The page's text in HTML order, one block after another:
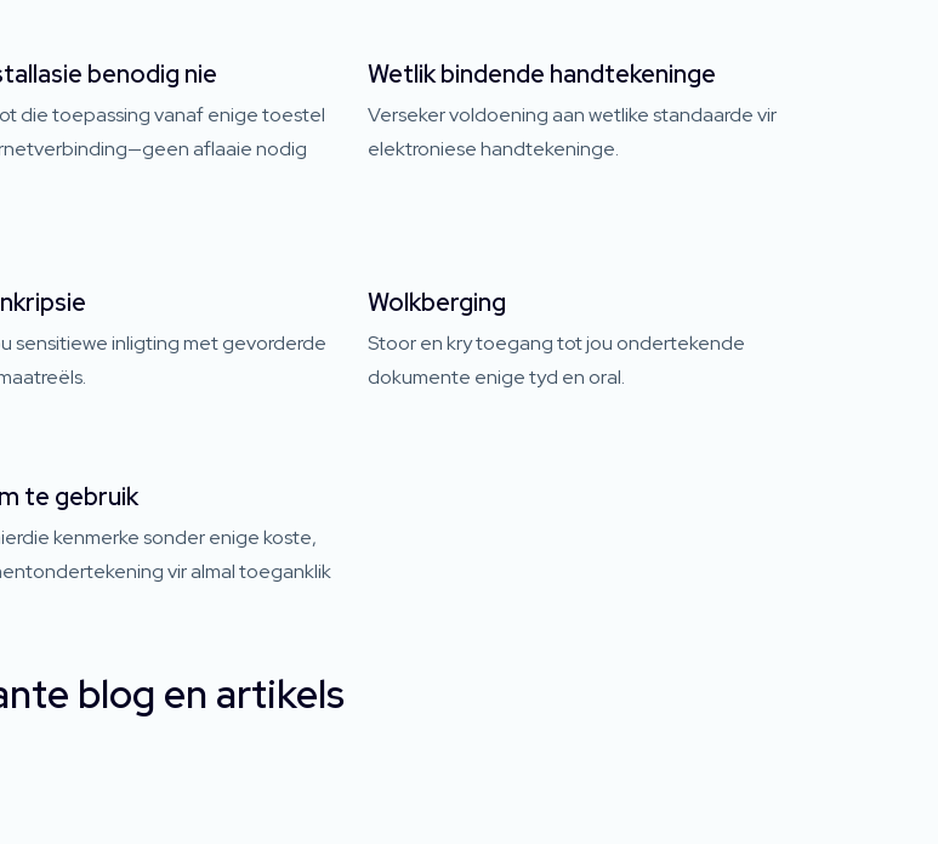
benodig nie
die toepassing vanaf enige toestel
aflaaie nodig
Wetlik bindende handtekeninge
Verseker voldoening aan wetlike standaarde vir
elektroniese handtekeninge.
sensitiewe inligting met gevorderde
Wolkberging
Stoor en kry toegang tot jou ondertekende
dokumente enige tyd en oral.
te gebruik
kenmerke sonder enige koste,
vir almal toeganklik
blog en artikels